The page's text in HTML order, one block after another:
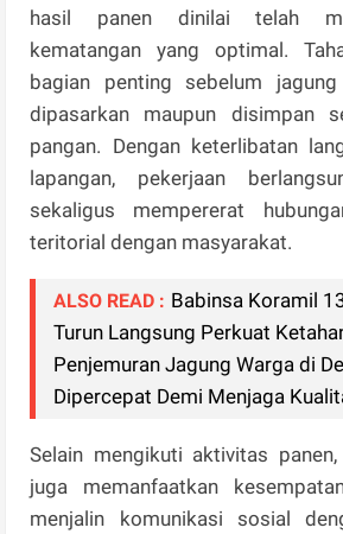
hasil panen dinilai telah
kematangan yang optimal.
bagian penting sebelum
dipasarkan maupun disimpan
pangan. Dengan keterlibatan
lapangan, pekerjaan
sekaligus mempererat
teritorial dengan masyarakat.
ALSO READ : Babinsa Koramil
Turun Langsung Perkuat
Penjemuran Jagung Warga di
Dipercepat Demi Menjaga
Selain mengikuti aktivitas
juga memanfaatkan
menjalin komunikasi sosial